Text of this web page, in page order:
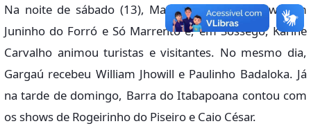
Na noite de sábado (13), Manguinhos teve show com
Juninho do Forró e Só Marrento e, em Sossego, Karine
Carvalho animou turistas e visitantes. No mesmo dia,
Gargaú recebeu William Jhowill e Paulinho Badaloka. Já
na tarde de domingo, Barra do Itabapoana contou com
os shows de Rogeirinho do Piseiro e Caio César.